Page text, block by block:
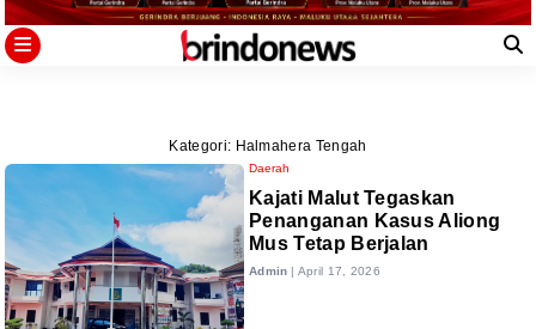
Kategori: Halmahera Tengah
Daerah
Kajati Malut Tegaskan
Penanganan Kasus Aliong
Mus Tetap Berjalan
Admin | April 17, 2026